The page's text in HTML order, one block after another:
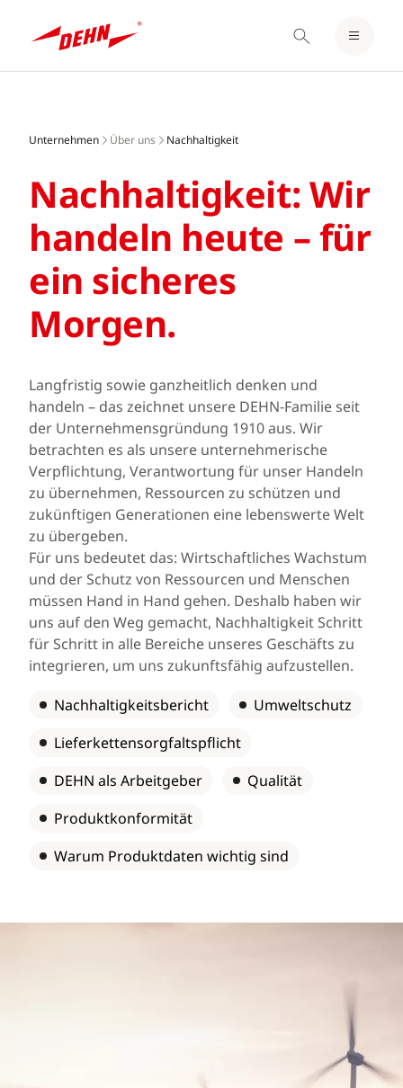
content
EINLOGGEN / REGISTRIEREN
Unternehmen Über uns Nachhaltigkeit
Nachhaltigkeit: Wir
handeln heute – für
ein sicheres
Morgen.
Langfristig sowie ganzheitlich denken und
handeln – das zeichnet unsere DEHN-Familie seit
der Unternehmensgründung 1910 aus. Wir
betrachten es als unsere unternehmerische
Verpflichtung, Verantwortung für unser Handeln
zu übernehmen, Ressourcen zu schützen und
zukünftigen Generationen eine lebenswerte Welt
zu übergeben.
Für uns bedeutet das: Wirtschaftliches Wachstum
und der Schutz von Ressourcen und Menschen
müssen Hand in Hand gehen. Deshalb haben wir
uns auf den Weg gemacht, Nachhaltigkeit Schritt
für Schritt in alle Bereiche unseres Geschäfts zu
integrieren, um uns zukunftsfähig aufzustellen.
Nachhaltigkeitsbericht
Umweltschutz
Lieferkettensorgfaltspflicht
DEHN als Arbeitgeber
Qualität
Produktkonformität
Warum Produktdaten wichtig sind